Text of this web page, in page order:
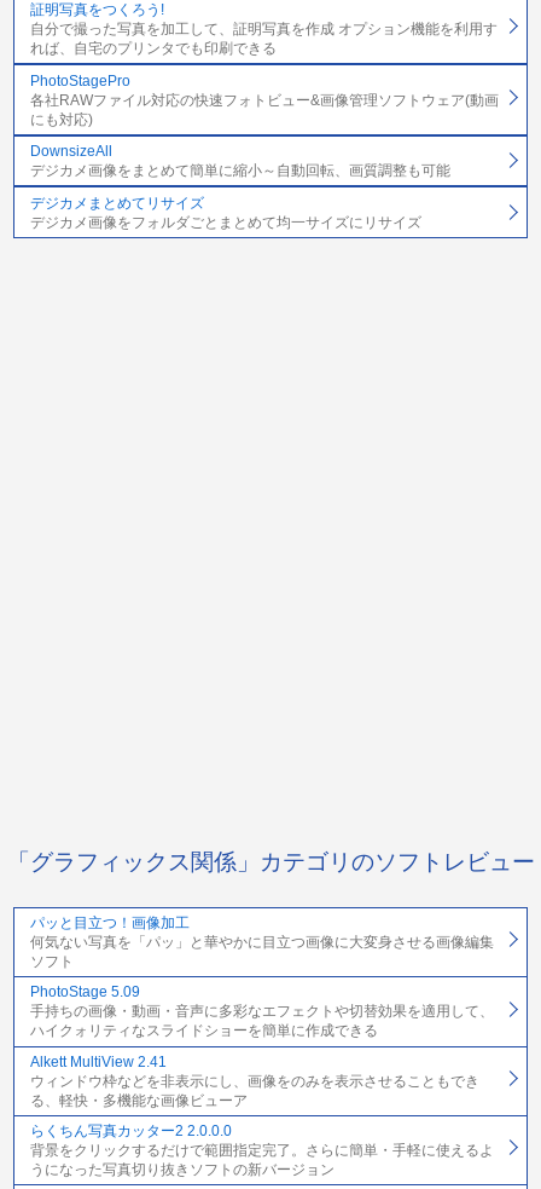
証明写真をつくろう!
自分で撮った写真を加工して、証明写真を作成 オプション機能を利用す
れば、自宅のプリンタでも印刷できる
PhotoStagePro
各社RAWファイル対応の快速フォトビュー&画像管理ソフトウェア(動画
にも対応)
DownsizeAll
デジカメ画像をまとめて簡単に縮小～自動回転、画質調整も可能
デジカメまとめてリサイズ
デジカメ画像をフォルダごとまとめて均一サイズにリサイズ
「グラフィックス関係」カテゴリのソフトレビュー
パッと目立つ！画像加工
何気ない写真を「パッ」と華やかに目立つ画像に大変身させる画像編集
ソフト
PhotoStage 5.09
手持ちの画像・動画・音声に多彩なエフェクトや切替効果を適用して、
ハイクォリティなスライドショーを簡単に作成できる
Alkett MultiView 2.41
ウィンドウ枠などを非表示にし、画像をのみを表示させることもでき
る、軽快・多機能な画像ビューア
らくちん写真カッター2 2.0.0.0
背景をクリックするだけで範囲指定完了。さらに簡単・手軽に使えるよ
うになった写真切り抜きソフトの新バージョン